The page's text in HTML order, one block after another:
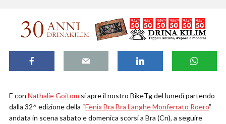
E con Nathalie Goitom si apre il nostro BikeTg del lunedì partendo
dalla 32^ edizione della “Fenix Bra Bra Langhe Monferrato Roero”
andata in scena sabato e domenica scorsi a Bra (Cn), a seguire